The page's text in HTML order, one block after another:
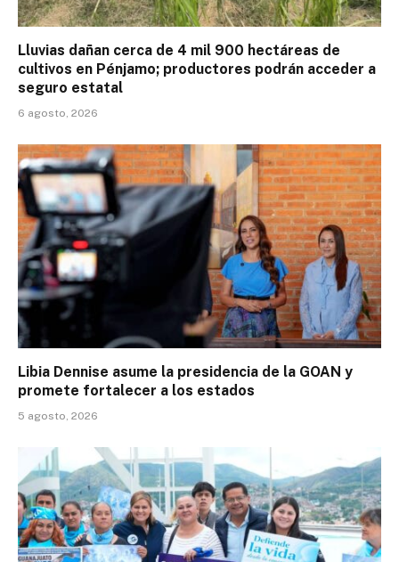
Lluvias dañan cerca de 4 mil 900 hectáreas de
cultivos en Pénjamo; productores podrán acceder a
seguro estatal
6 agosto, 2026
Libia Dennise asume la presidencia de la GOAN y
promete fortalecer a los estados
5 agosto, 2026